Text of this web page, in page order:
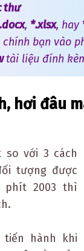
thư
, *.xlsx, hay
bạn vào
tài liệu đính
hơi đâu
với 3 cách
tượng được
phít 2003 thì
tiến hành khi